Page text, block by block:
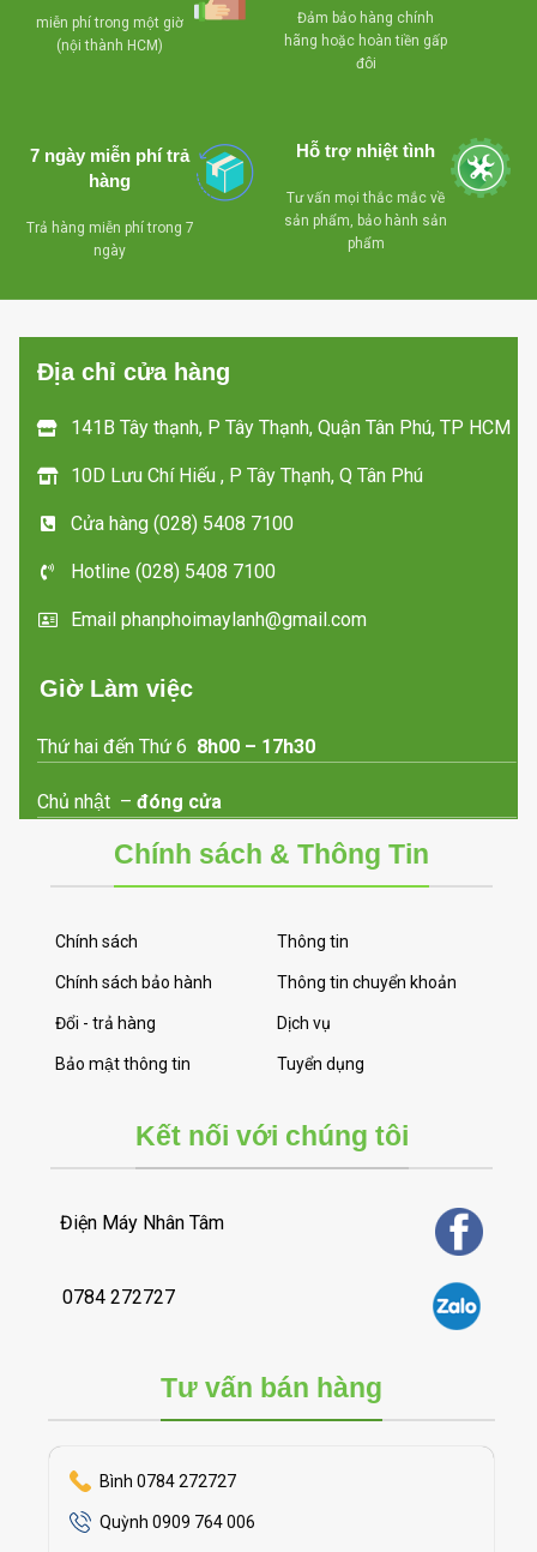
ống đồng + 5m ống
nước ,bảo hành 12
cầu nhé
nguyên zin chưa
qua sửa chữa
ống nước ,bảo
hành 12 tháng bao
đổi trả trong vòng 1
tháng nếu máy
miễn phí trong một giờ
(nội thành HCM)
Đảm bảo hàng chính
hãng hoặc hoàn tiền gấp
đôi
7 ngày miễn phí trả
hàng
Trả hàng miễn phí trong 7
ngày
Hỗ trợ nhiệt tình
Tư vấn mọi thắc mắc về
sản phẩm, bảo hành sản
phẩm
Địa chỉ cửa hàng
141B Tây thạnh, P Tây Thạnh, Quận Tân Phú, TP HCM
10D Lưu Chí Hiếu , P Tây Thạnh, Q Tân Phú
Cửa hàng (028) 5408 7100
Hotline (028) 5408 7100
Email phanphoimaylanh@gmail.com
Giờ Làm việc
Thứ hai đến Thứ 6 8h00 – 17h30
Chủ nhật –đóng cửa
Chính sách & Thông Tin
Chính sách
Chính sách bảo hành
Đổi - trả hàng
Bảo mật thông tin
Thông tin
Thông tin chuyển khoản
Dịch vụ
Tuyển dụng
Kết nối với chúng tôi
Điện Máy Nhân Tâm
0784 272727
Tư vấn bán hàng
Bình 0784 272727
Quỳnh 0909 764 006